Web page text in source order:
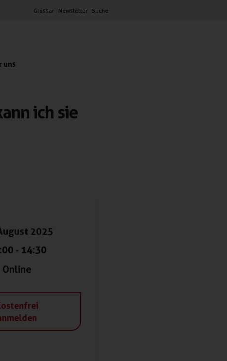
Glossar Newsletter Suche
uns
ich sie
2025
- 14:30
Online